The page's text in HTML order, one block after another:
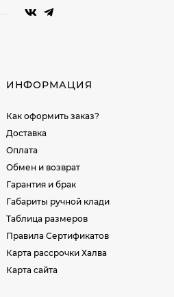
ИНФОРМАЦИЯ
Как оформить заказ?
Доставка
Оплата
Обмен и возврат
Гарантия и брак
Габариты ручной клади
Таблица размеров
Правила Сертификатов
Карта рассрочки Халва
Карта сайта